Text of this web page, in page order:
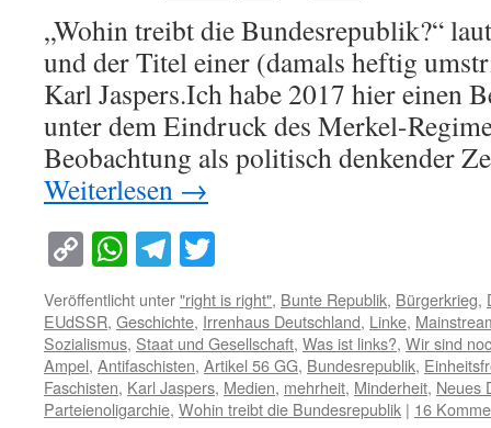
„Wohin treibt die Bundesrepublik?“
und der Titel einer (damals heftig
Karl Jaspers.Ich habe 2017 hier einen
unter dem Eindruck des Merkel-
Beobachtung als politisch denkender
Weiterlesen →
Copy
Link
WhatsApp
Telegram
Veröffentlicht unter"right is right", Bunte Republik, Bürgerkrieg,
EUdSSR, Geschichte, Irrenhaus Deutschland, Linke,
Sozialismus, Staat und Gesellschaft, Was ist links?, Wir sind
Ampel, Antifaschisten, Artikel 56 GG, Bundesrepublik,
Faschisten, Karl Jaspers, Medien, mehrheit, Minderheit, Neues
Parteienoligarchie, Wohin treibt die Bundesrepublik | 16